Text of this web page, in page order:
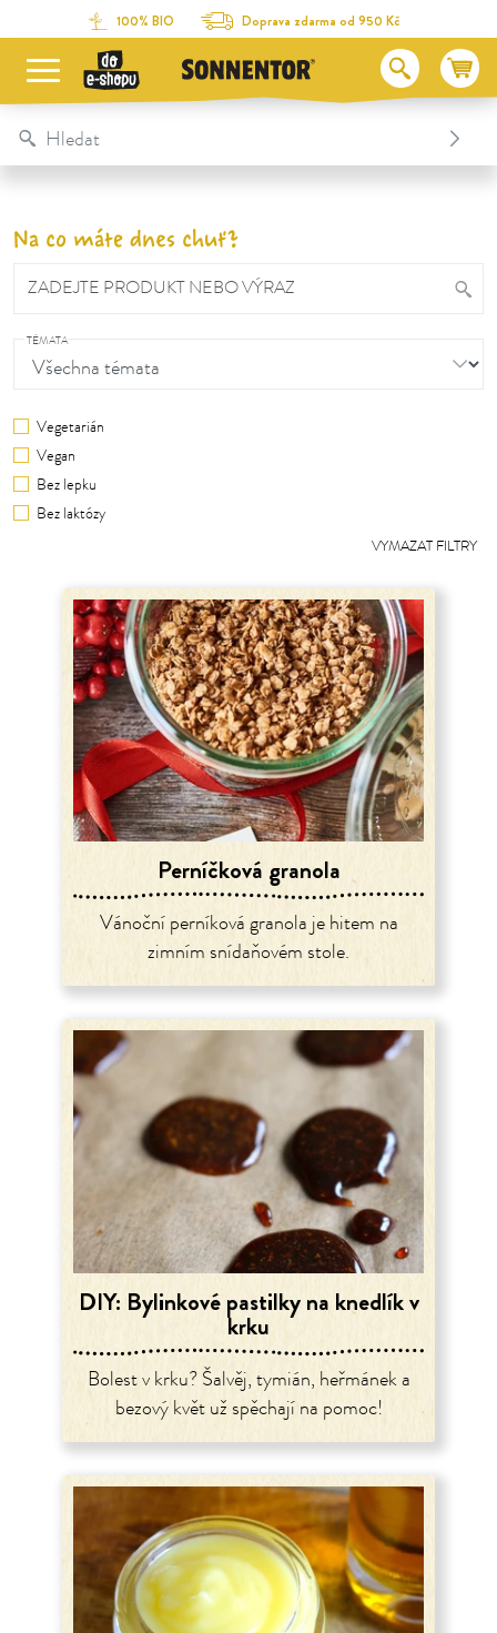
Na obsah stránky
Na seznam obsahu
100% BIO Doprava zdarma od 950 Kč
Table Of Content
Na co máte dnes chuť?
ZADEJTE PRODUKT NEBO VÝRAZ
TÉMATA
Vegetarián
Vegan
Bez lepku
Bez laktózy
VYMAZAT FILTRY
Perníčková granola
Vánoční perníková granola je hitem na
zimním snídaňovém stole.
DIY: Bylinkové pastilky na knedlík v
krku
Bolest v krku? Šalvěj, tymián, heřmánek a
bezový květ už spěchají na pomoc!